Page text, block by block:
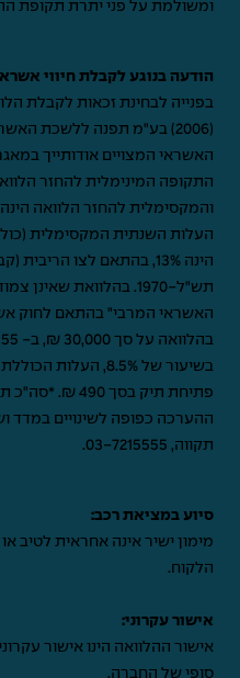
ומשולמת על פני יתרת תקופת
הודעה בנוגע לקבלת חיווי
בפנייה לבחינת זכאות לקבלת
(2006) בע"מ תפנה ללשכת
האשראי המצויים אודותייך
העלות השנתית המקסימלית
הינה 13%, בהתאם לצו
תש"ל-1970. בהלוואת
תקווה, 03-7215555
.
סיוע במציאת רכב:
מימון ישיר אינה אחראית לטיב
הלקוח.
אישור עקרוני:
אישור ההלוואה הינו אישור
סופי של החברה.